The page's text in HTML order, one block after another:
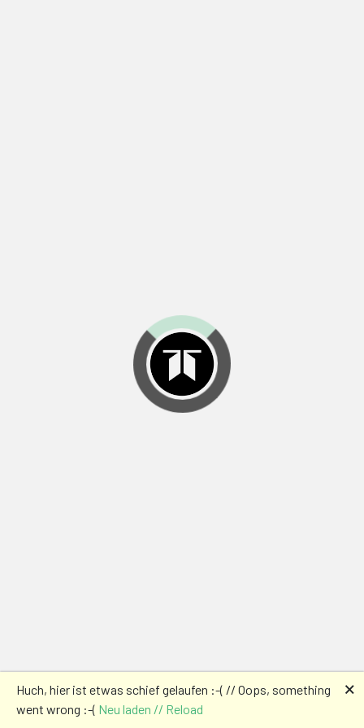
Huch, hier ist etwas schief gelaufen :-( // Oops, something
went wrong :-( Neu laden // Reload
🗙